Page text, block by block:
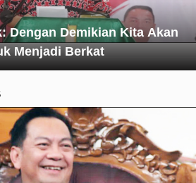
Dengan Demikian Kita Akan
Menjadi Berkat